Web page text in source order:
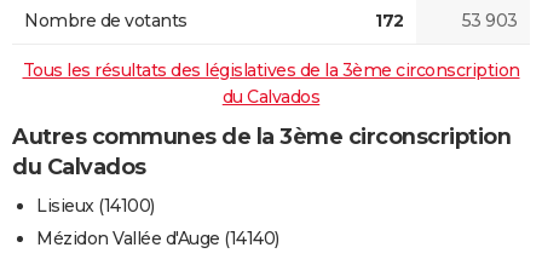
Nombre de votants 172 53 903
Tous les résultats des législatives de la 3ème circonscription
du Calvados
Autres communes de la 3ème circonscription
du Calvados
Lisieux (14100)
Mézidon Vallée d'Auge (14140)